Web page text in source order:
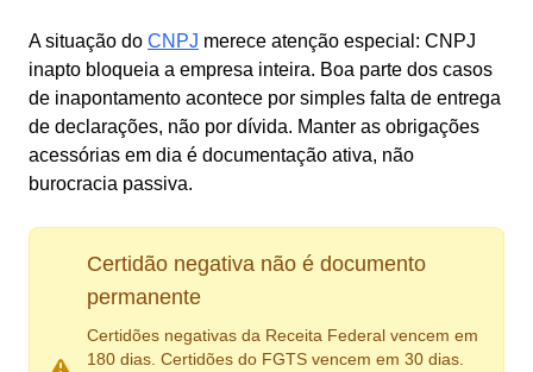
A situação do CNPJ merece atenção especial: CNPJ
inapto bloqueia a empresa inteira. Boa parte dos casos
de inapontamento acontece por simples falta de entrega
de declarações, não por dívida. Manter as obrigações
acessórias em dia é documentação ativa, não
burocracia passiva.
Certidão negativa não é documento
permanente
Certidões negativas da Receita Federal vencem em
180 dias. Certidões do FGTS vencem em 30 dias.